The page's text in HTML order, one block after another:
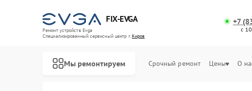
FIX-EVGA
Ремонт устройств Evga
Специализированный cервисный центр г.Киров
+7
с
Мы ремонтируем Срочный ремонт Цены О